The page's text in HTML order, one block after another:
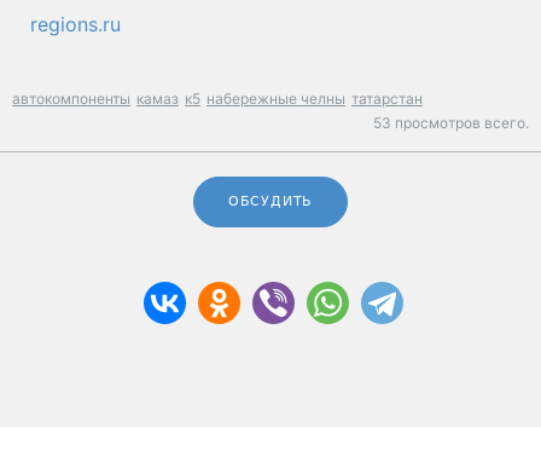
regions.ru
автокомпоненты камаз к5 набережные челны татарстан
53 просмотров всего.
ОБСУДИТЬ